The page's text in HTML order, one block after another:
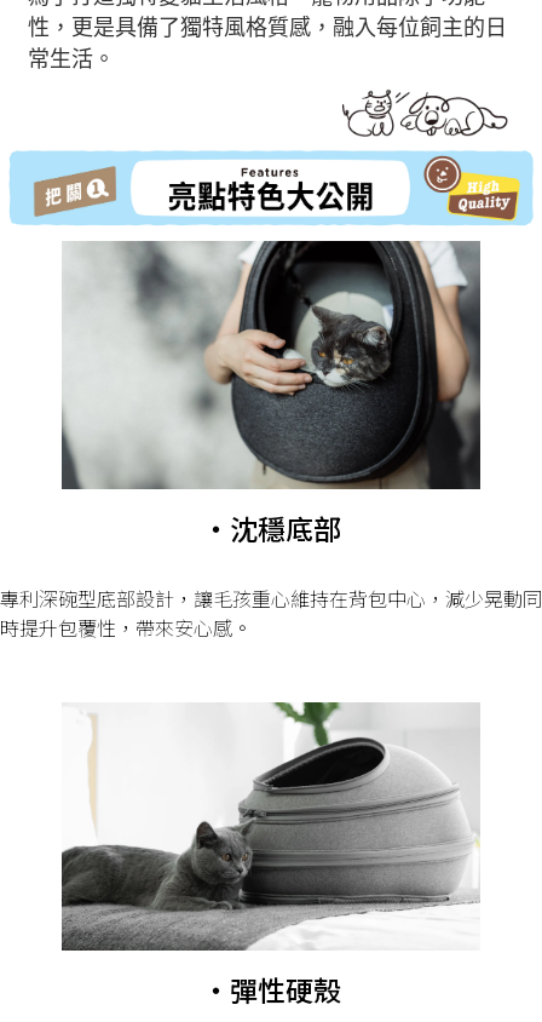
性，更是具備了獨特風格質感，融入每位飼主的日
常生活。
・沈穩底部
專利深碗型底部設計，讓毛孩重心維持在背包中心，減少晃動同
時提升包覆性，帶來安心感。
・彈性硬殼